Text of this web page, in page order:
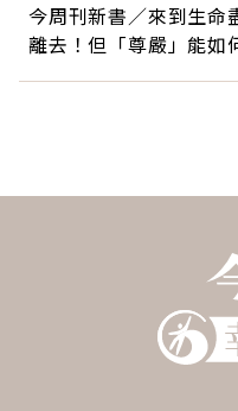
今周刊新書／來到生命
離去！但「尊嚴」能如